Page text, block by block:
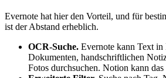
Evernote hat hier den Vorteil, und für
ist der Abstand erheblich.
OCR-Suche. Evernote kann Text in
Dokumenten, handschriftlichen
Fotos durchsuchen. Notion kann das